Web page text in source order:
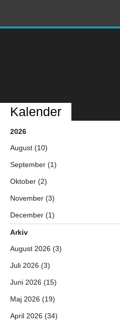
Kalender
2026
August (10)
September (1)
Oktober (2)
November (3)
December (1)
Arkiv
August 2026 (3)
Juli 2026 (3)
Juni 2026 (15)
Maj 2026 (19)
April 2026 (34)